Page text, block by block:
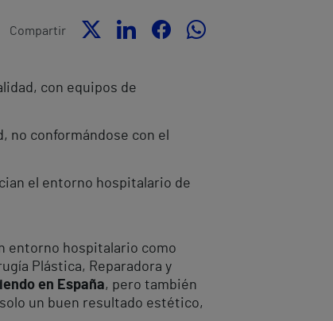
Compartir
con equipos de
no conformándose con el
el entorno hospitalario de
entorno hospitalario como
Plástica, Reparadora y
en España, pero también
un buen resultado estético,